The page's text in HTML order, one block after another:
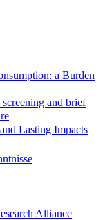
a Burden
and brief
Lasting Impacts
Alliance